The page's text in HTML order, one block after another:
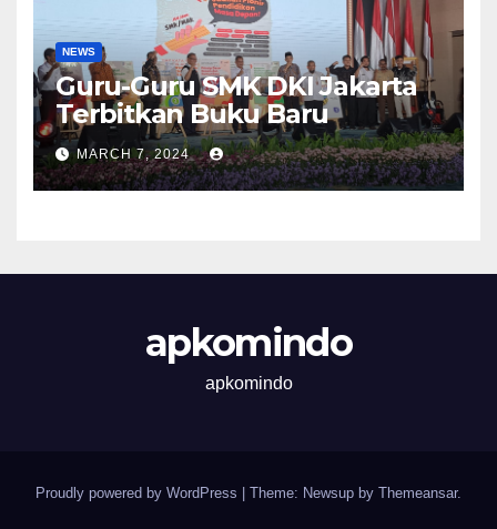
NEWS
Guru-Guru SMK DKI Jakarta
Terbitkan Buku Baru
MARCH 7, 2024
apkomindo
apkomindo
Proudly powered by WordPress Theme: Newsup by Themeansar.